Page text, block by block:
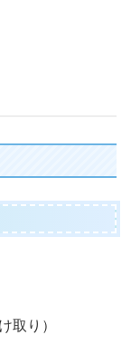
取り）